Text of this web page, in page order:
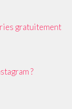
gratuitement
?